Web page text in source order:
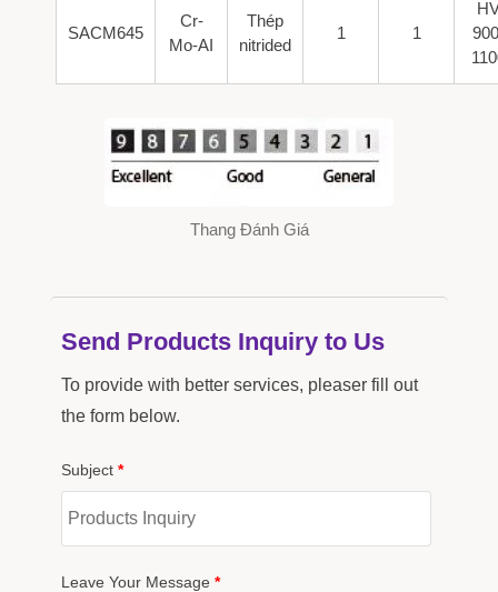
SACM645
Cr-
Mo-AI
Thép
nitrided
1 1
Thang Đánh Giá